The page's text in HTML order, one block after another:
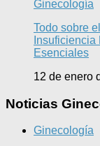
Ginecología
Todo sobre
Esenciales
12 de enero
Noticias
Ginecología